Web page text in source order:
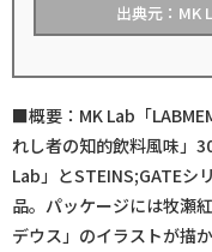
出典元：MK
■概要：MK Lab「
れし者の知的飲料風味」
Lab」とSTEINS;GATEシ
品。パッケージには牧瀬
デウス」のイラストが描